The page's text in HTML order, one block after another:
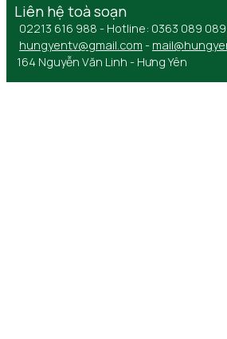
Liên hệ toà soạn
02213 616 988 - Hotline: 0363 089 089
hungyentv@gmail.com -
164 Nguyễn Văn Linh - Hưng Yên